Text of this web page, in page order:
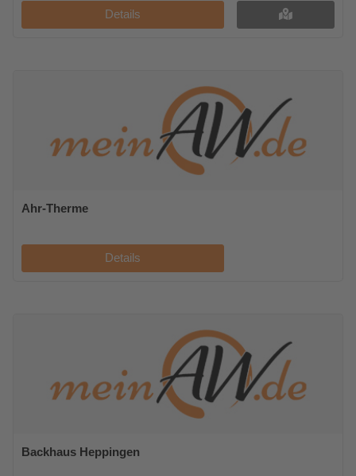
Details
Ahr-Therme
Details
Backhaus Heppingen